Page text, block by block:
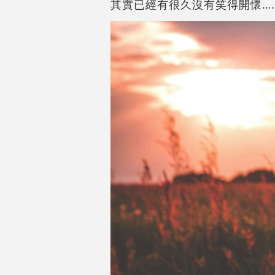
其實已經有很久沒有笑得開懷